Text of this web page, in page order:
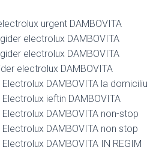
urgent DAMBOVITA
electrolux DAMBOVITA
electrolux DAMBOVITA
electrolux DAMBOVITA
DAMBOVITA la domiciliu
ieftin DAMBOVITA
DAMBOVITA non-stop
DAMBOVITA non stop
DAMBOVITA IN REGIM